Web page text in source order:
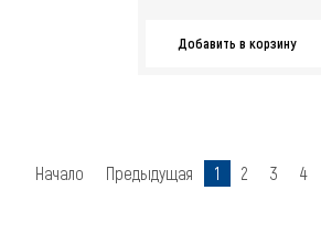
Добавить в корзину
Начало Предыдущая 1 2 3 4